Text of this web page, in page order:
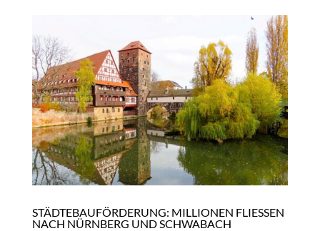
STÄDTEBAUFÖRDERUNG: MILLIONEN FLIESSEN N
ACH NÜRNBERG UND SCHWABACH